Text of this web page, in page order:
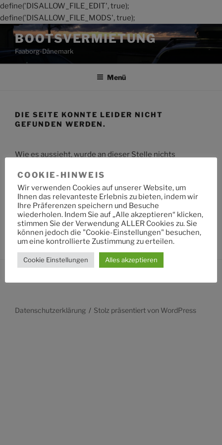
define('DISALLOW_FILE_EDIT', true);
define('DISALLOW_FILE_MODS', true);
Zum
Inhalt
springen
BOOTSVERMIETUNG
Faaborg-Dänemark
Menü
DIE SEITE KONNTE LEIDER NICHT
GEFUNDEN WERDEN.
Wie es aussieht, wurde an dieser Stelle nichts
Suche
nach:
Datenschutzerklärung Stolz präsentiert von WordPress
COOKIE-HINWEIS
Wir verwenden Cookies auf unserer Website, um
Ihnen das relevanteste Erlebnis zu bieten, indem wir
Ihre Präferenzen speichern und Besuche
wiederholen. Indem Sie auf „Alle akzeptieren“ klicken,
stimmen Sie der Verwendung ALLER Cookies zu. Sie
können jedoch die "Cookie-Einstellungen" besuchen,
um eine kontrollierte Zustimmung zu erteilen.
Cookie Einstellungen Alles akzeptieren